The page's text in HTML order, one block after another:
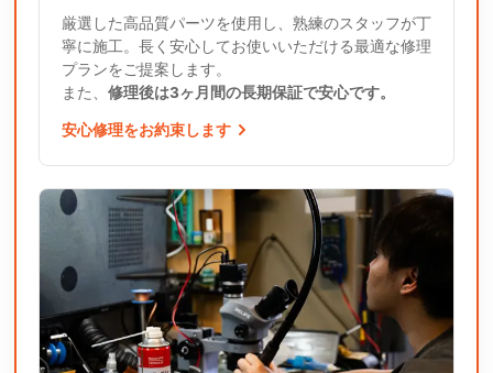
厳選した高品質パーツを使用し、熟練のスタッフが丁
寧に施工。長く安心してお使いいただける最適な修理
プランをご提案します。
また、 修理後は3ヶ月間の長期保証で安心です。
安心修理をお約束します